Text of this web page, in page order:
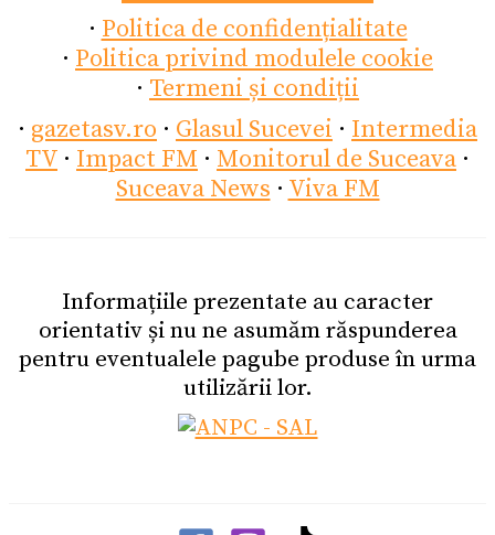
· Politica de confidențialitate
· Politica privind modulele cookie
· Termeni și condiții
· gazetasv.ro · Glasul Sucevei · Intermedia
TV · Impact FM · Monitorul de Suceava ·
Suceava News · Viva FM
Informațiile prezentate au caracter
orientativ și nu ne asumăm răspunderea
pentru eventualele pagube produse în urma
utilizării lor.